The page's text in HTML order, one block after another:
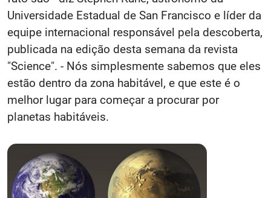
Universidade Estadual de San Francisco e líder da
equipe internacional responsável pela descoberta,
publicada na edição desta semana da revista
"Science". - Nós simplesmente sabemos que eles
estão dentro da zona habitável, e que este é o
melhor lugar para começar a procurar por
planetas habitáveis.